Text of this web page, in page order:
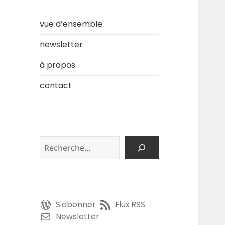
vue d’ensemble
newsletter
à propos
contact
S'abonner
Flux RSS
Newsletter